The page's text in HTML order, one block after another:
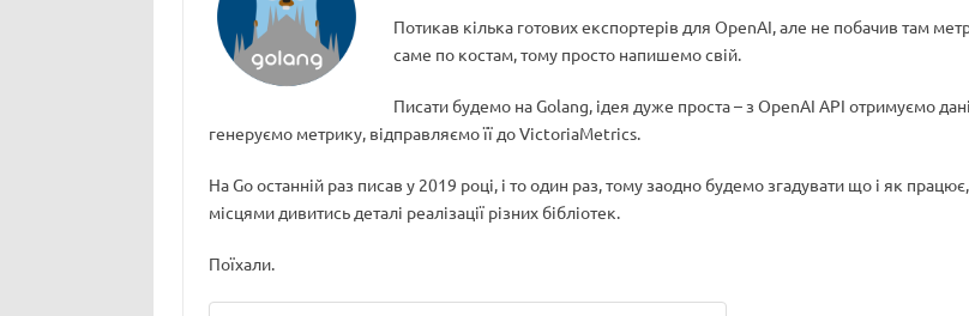
Потикав кілька готових експортерів для OpenAI, але не побачив там
саме по костам, тому просто напишемо свій.
Писати будемо на Golang, ідея дуже проста – з OpenAI API отримуємо
генеруємо метрику, відправляємо її до VictoriaMetrics.
На Go останній раз писав у 2019 році, і то один раз, тому заодно будемо згадувати що і як працює,
місцями дивитись деталі реалізації різних бібліотек.
Поїхали.